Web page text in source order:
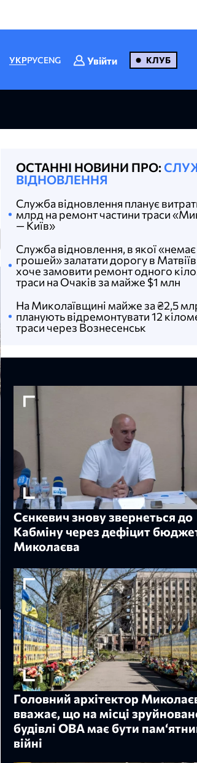
УКРРУСENG Увійти КЛУБ
ОСТАННІ НОВИНИ ПРО:
ВІДНОВЛЕННЯ
Служба відновлення планує
млрд на ремонт частини траси
— Київ»
Служба відновлення, в якої «немає
грошей» залатати дорогу в
хоче замовити ремонт одного
траси на Очаків за майже $1 млн
На Миколаївщині майже за ₴2,5
планують відремонтувати 12
траси через Вознесенськ
Сєнкевич знову звернеться до
Кабміну через дефіцит
Миколаєва
Головний архітектор
вважає, що на місці
будівлі ОВА має бути
війні